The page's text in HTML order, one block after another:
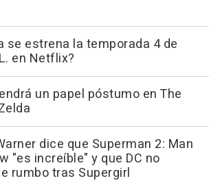
se estrena la temporada 4 de
en Netflix?
un papel póstumo en The
dice que Superman 2: Man
"es increíble" y que DC no
rumbo tras Supergirl